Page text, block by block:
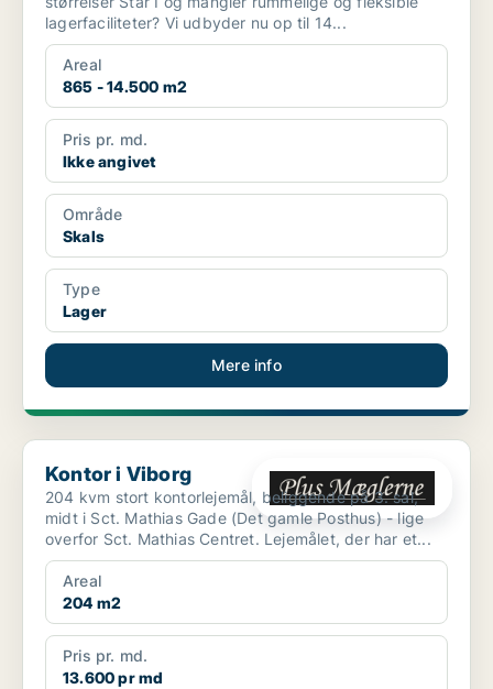
lagerfaciliteter? Vi udbyder nu op til 14...
Areal
865 - 14.500 m2
Pris pr. md.
Ikke angivet
Område
Skals
Type
Lager
Mere info
Kontor i Viborg
Kontor i Viborg
204 kvm stort kontorlejemål, beliggende på 3. sal,
midt i Sct. Mathias Gade (Det gamle Posthus) - lige
overfor Sct. Mathias Centret. Lejemålet, der har et...
Areal
204 m2
Pris pr. md.
13.600 pr md